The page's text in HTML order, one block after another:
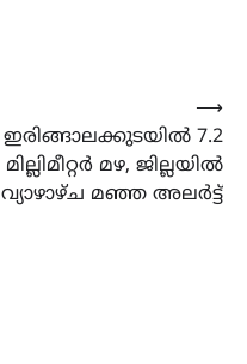
ഇരിങ്ങാലക്കുടയിൽ 7.2
മില്ലിമീറ്റർ മഴ, ജില്ലയിൽ
വ്യാഴാഴ്ച മഞ്ഞ അലർട്ട്
⟶